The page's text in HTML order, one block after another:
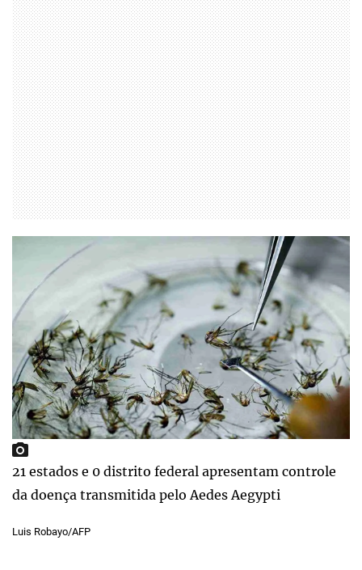
21 estados e 0 distrito federal apresentam controle
da doença transmitida pelo Aedes Aegypti
Luis Robayo/AFP